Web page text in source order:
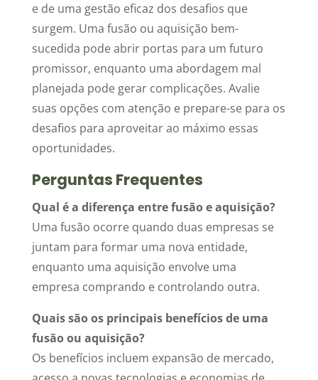
e de uma gestão eficaz dos desafios que
surgem. Uma fusão ou aquisição bem-
sucedida pode abrir portas para um futuro
promissor, enquanto uma abordagem mal
planejada pode gerar complicações. Avalie
suas opções com atenção e prepare-se para os
desafios para aproveitar ao máximo essas
oportunidades.
Perguntas Frequentes
Qual é a diferença entre fusão e aquisição?
Uma fusão ocorre quando duas empresas se
juntam para formar uma nova entidade,
enquanto uma aquisição envolve uma
empresa comprando e controlando outra.
Quais são os principais benefícios de uma
fusão ou aquisição?
Os benefícios incluem expansão de mercado,